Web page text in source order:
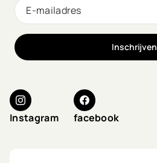
Inschrijven
Instagram facebook